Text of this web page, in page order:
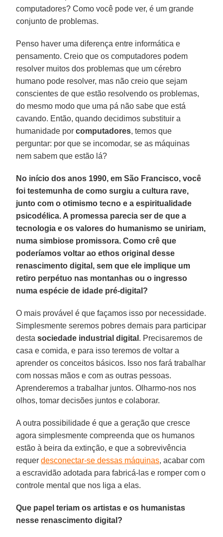
computadores? Como você pode ver, é um grande
conjunto de problemas.
Penso haver uma diferença entre informática e
pensamento. Creio que os computadores podem
resolver muitos dos problemas que um cérebro
humano pode resolver, mas não creio que sejam
conscientes de que estão resolvendo os problemas,
do mesmo modo que uma pá não sabe que está
cavando. Então, quando decidimos substituir a
humanidade porcomputadores, temos que
perguntar: por que se incomodar, se as máquinas
nem sabem que estão lá?
No início dos anos 1990, em São Francisco, você
foi testemunha de como surgiu a cultura rave,
junto com o otimismo tecno e a espiritualidade
psicodélica. A promessa parecia ser de que a
tecnologia e os valores do humanismo se uniriam,
numa simbiose promissora. Como crê que
poderíamos voltar ao ethos original desse
renascimento digital, sem que ele implique um
retiro perpétuo nas montanhas ou o ingresso
numa espécie de idade pré-digital?
O mais provável é que façamos isso por necessidade.
Simplesmente seremos pobres demais para participar
destasociedade industrial digital . Precisaremos de
casa e comida, e para isso teremos de voltar a
aprender os conceitos básicos. Isso nos fará trabalhar
com nossas mãos e com as outras pessoas.
Aprenderemos a trabalhar juntos. Olharmo-nos nos
olhos, tomar decisões juntos e colaborar.
A outra possibilidade é que a geração que cresce
agora simplesmente compreenda que os humanos
estão à beira da extinção, e que a sobrevivência
requerdesconectar-se dessas máquinas, acabar com
a escravidão adotada para fabricá-las e romper com o
controle mental que nos liga a elas.
Que papel teriam os artistas e os humanistas
nesse renascimento digital?